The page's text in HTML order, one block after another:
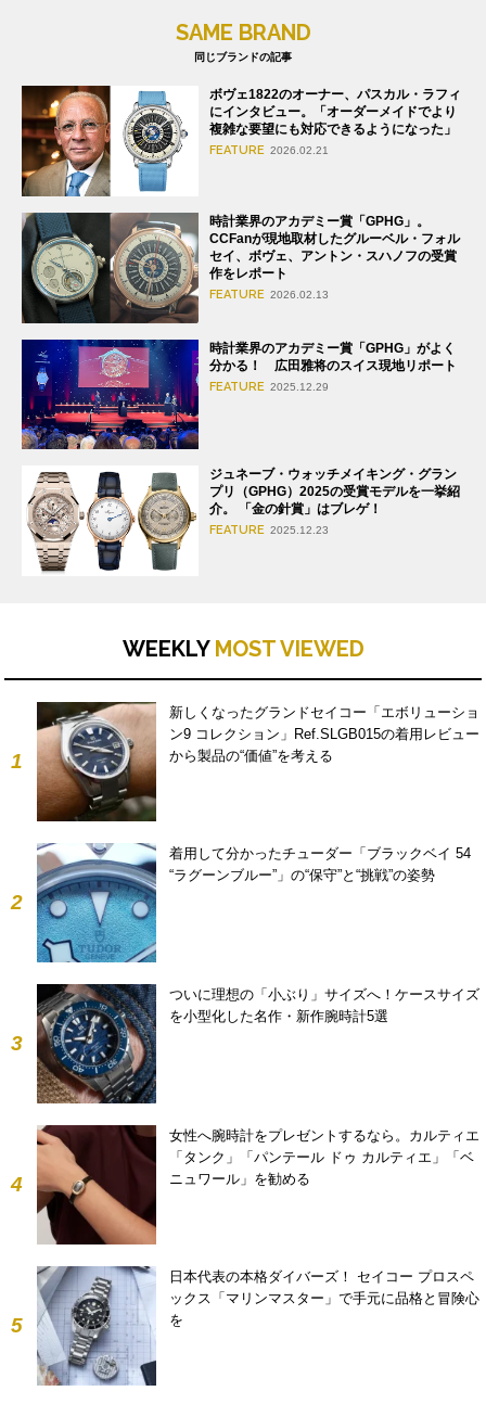
SAME BRAND
同じブランドの記事
ボヴェ1822のオーナー、パスカル・ラフィ
にインタビュー。「オーダーメイドでより
複雑な要望にも対応できるようになった」
FEATURE 2026.02.21
時計業界のアカデミー賞「GPHG」。
CCFanが現地取材したグルーベル・フォル
セイ、ボヴェ、アントン・スハノフの受賞
作をレポート
FEATURE 2026.02.13
時計業界のアカデミー賞「GPHG」がよく
分かる！ 広田雅将のスイス現地リポート
FEATURE 2025.12.29
ジュネーブ・ウォッチメイキング・グラン
プリ（GPHG）2025の受賞モデルを一挙紹
介。 「金の針賞」はブレゲ！
FEATURE 2025.12.23
WEEKLY MOST VIEWED
1
新しくなったグランドセイコー「エボリューショ
ン9 コレクション」Ref.SLGB015の着用レビュー
から製品の“価値”を考える
2
着用して分かったチューダー「ブラックベイ 54
“ラグーンブルー”」の“保守”と“挑戦”の姿勢
3
ついに理想の「小ぶり」サイズへ！ケースサイズ
を小型化した名作・新作腕時計5選
4
女性へ腕時計をプレゼントするなら。カルティエ
「タンク」「パンテール ドゥ カルティエ」「ベ
ニュワール」を勧める
5
日本代表の本格ダイバーズ！ セイコー プロスペ
ックス「マリンマスター」で手元に品格と冒険心
を